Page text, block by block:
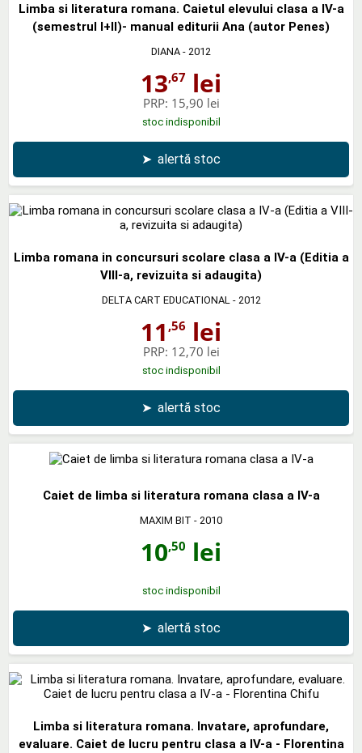
Limba si literatura romana. Caietul elevului clasa a IV-a
(semestrul I+II)- manual editurii Ana (autor Penes)
DIANA - 2012
13,67 lei
PRP: 15,90 lei
stoc indisponibil
➤ alertă stoc
Limba romana in concursuri scolare clasa a IV-a (Editia a
VIII-a, revizuita si adaugita)
DELTA CART EDUCATIONAL - 2012
11 ,56 lei
PRP: 12,70 lei
stoc indisponibil
➤ alertă stoc
Caiet de limba si literatura romana clasa a IV-a
MAXIM BIT - 2010
10,50 lei
stoc indisponibil
➤ alertă stoc
Limba si literatura romana. Invatare, aprofundare,
evaluare. Caiet de lucru pentru clasa a IV-a - Florentina